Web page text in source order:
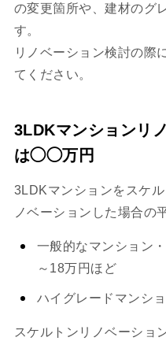
の変更箇所や、建材のグ
す。
リノベーション検討の際
てください。
3LDKマンションリ
は◯◯万円
3LDKマンションをスケ
ノベーションした場合の
一般的なマンション
～18万円ほど
ハイグレードマンシ
スケルトンリノベーショ